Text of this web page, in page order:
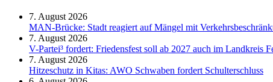
7. August 2026
MAN-Brücke: Stadt reagiert auf Mängel mit
7. August 2026
V-Partei­³ fordert: Friedens­fest soll ab 2027 auch im Land­kreis
7. August 2026
Hitzeschutz in Kitas: AWO Schwaben fordert Schulterschluss